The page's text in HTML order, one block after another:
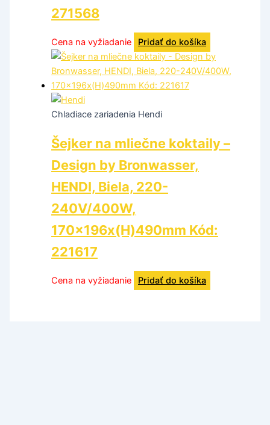
271568
Cena na vyžiadanie Pridať do košíka
Chladiace zariadenia Hendi
Šejker na mliečne koktaily –
Design by Bronwasser,
HENDI, Biela, 220-
240V/400W,
170x196x(H)490mm Kód:
221617
Cena na vyžiadanie Pridať do košíka